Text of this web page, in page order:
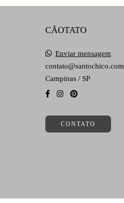
CÃOTATO
Enviar mensagem
contato@santochico.com
Campinas / SP
CONTATO